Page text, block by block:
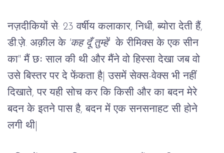
नज़दीकियों से: 23 वर्षीय कलाकार, निधी, ब्योरा देती हैं,
डी.ज़े. अक़ील के 'कह दूँ तुम्हें' के रीमिक्स के एक सीन
का" मैं छः साल की थी और मैंने वो हिस्सा देखा जब वो
उसे बिस्तर पर दे फेंकता है| उसमें सेक्स-वेक्स भी नहीं
दिखाते, पर यही सोच कर कि किसी और का बदन मेरे
बदन के इतने पास है, बदन में एक सनसनाहट सी होने
लगी थी